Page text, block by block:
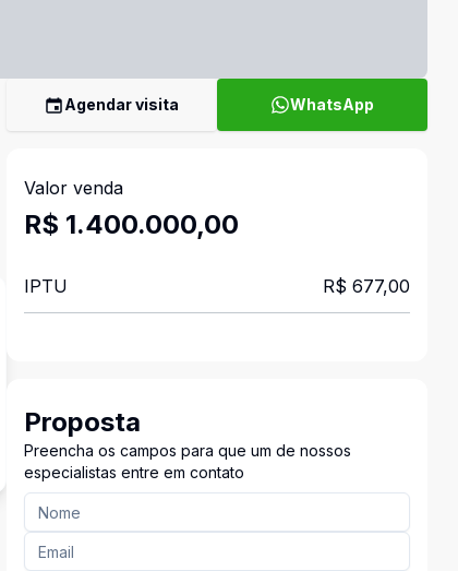
Agendar visita WhatsApp
Valor venda
R$ 1.400.000,00
IPTU R$ 677,00
Proposta
Preencha os campos para que um de nossos
especialistas entre em contato